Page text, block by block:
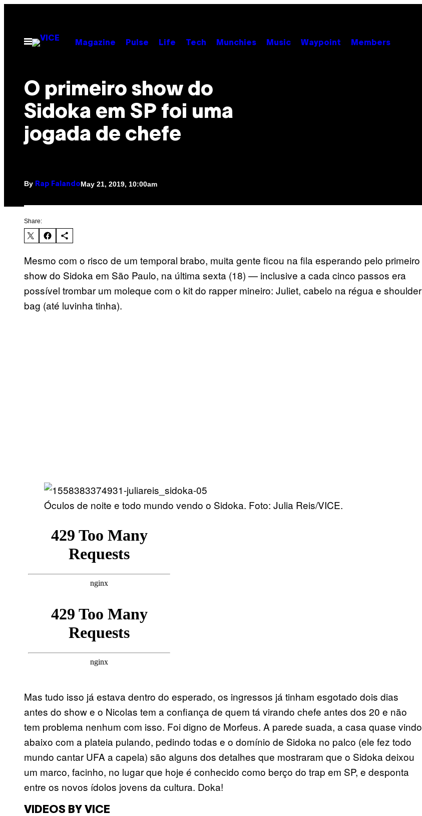
contentOpen
Menu
Magazine Pulse Life Tech Munchies Music Waypoint Members
O primeiro show do
Sidoka em SP foi uma
jogada de chefe
By Rap FalandoMay 21, 2019, 10:00am
Share:
Mesmo com o risco de um temporal brabo, muita gente ficou na fila esperando pelo primeiro
show do Sidoka em São Paulo, na última sexta (18) — inclusive a cada cinco passos era
possível trombar um moleque com o kit do rapper mineiro: Juliet, cabelo na régua e shoulder
bag (até luvinha tinha).
Óculos de noite e todo mundo vendo o Sidoka. Foto: Julia Reis/VICE.
Mas tudo isso já estava dentro do esperado, os ingressos já tinham esgotado dois dias
antes do show e o Nicolas tem a confiança de quem tá virando chefe antes dos 20 e não
tem problema nenhum com isso. Foi digno de Morfeus. A parede suada, a casa quase vindo
abaixo com a plateia pulando, pedindo todas e o domínio de Sidoka no palco (ele fez todo
mundo cantar UFA a capela) são alguns dos detalhes que mostraram que o Sidoka deixou
um marco, facinho, no lugar que hoje é conhecido como berço do trap em SP, e desponta
entre os novos ídolos jovens da cultura. Doka!
VIDEOS BY VICE